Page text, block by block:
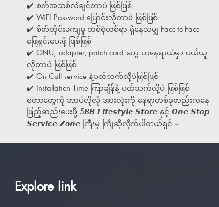
✔️ စက်အသစ်လဲချင်တာပဲ ဖြစ်ဖြစ်
✔️ WiFI Password ပြောင်းလိုတာပဲ ဖြစ်ဖြစ်
✔️ စိတ်တိုင်းမကျမှု တစ်စုံတစ်ရာ ရှိနေသမျှ Face-to-Face
ဖြေရှင်းပေးဖို့ ဖြစ်ဖြစ်
✔️ ONU, adapter, patch cord တွေ တနေရာထဲမှာ ဝယ်ယူ
လိုတာပဲ ဖြစ်ဖြစ်
✔️ On Call service နဲ့ပတ်သက်လို့ပဲဖြစ်ဖြစ်
✔️ Installation Time ကြာချိန်နဲ့ ပတ်သက်လို့ပဲ ဖြစ်ဖြစ်
စတာတွေကို ဘာပဲလိုလို အားလုံးကို နေရာတစ်ခုတည်းကနေ
ဖြည့်ဆည်းပေးဖို့ 5𝘽𝘽 𝙇𝙞𝙛𝙚𝙨𝙩𝙮𝙡𝙚 𝙎𝙩𝙤𝙧𝙚 နှင့် 𝙊𝙣𝙚 𝙎𝙩𝙤𝙥
𝙎𝙚𝙧𝙫𝙞𝙘𝙚 𝙕𝙤𝙣𝙚 ကြီးမှ ကြိုဆိုလိုက်ပါတယ်ရှင် ~
Explore link